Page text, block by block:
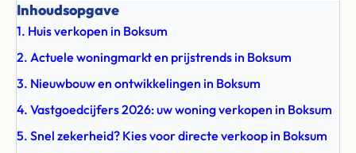
Inhoudsopgave
1. Huis verkopen in Boksum
2. Actuele woningmarkt en prijstrends in Boksum
3. Nieuwbouw en ontwikkelingen in Boksum
4. Vastgoedcijfers 2026: uw woning verkopen in Boksum
5. Snel zekerheid? Kies voor directe verkoop in Boksum